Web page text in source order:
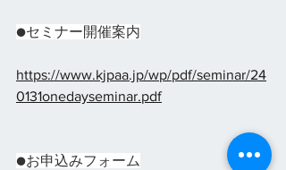
●セミナー開催案内
https://www.kjpaa.jp/wp/pdf/seminar/24
0131onedayseminar.pdf
●お申込みフォーム